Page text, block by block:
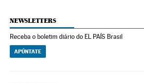
NEWSLETTERS
Receba o boletim diário do EL PAÍS Brasil
APÚNTATE